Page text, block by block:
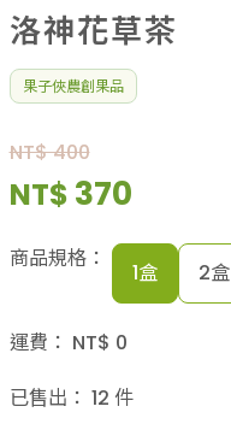
花卉
加工生活用品
原民特區
農會商品
大量採購優惠專區
優質水果
洛神花草茶
果子俠農創果品
NT$ 400
NT$ 370
商品規格：
1盒 2盒
運費： NT$ 0
已售出： 12 件